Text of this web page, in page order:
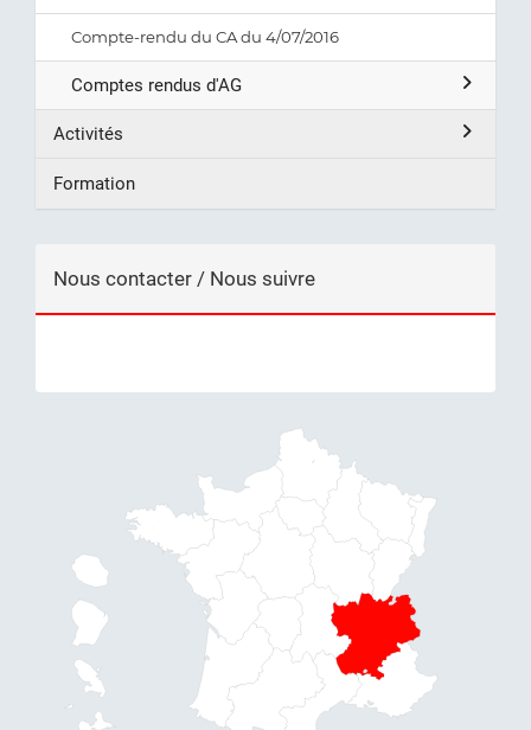
Compte-rendu du CA du 4/07/2016
Comptes rendus d'AG
Activités
Formation
Nous contacter / Nous suivre